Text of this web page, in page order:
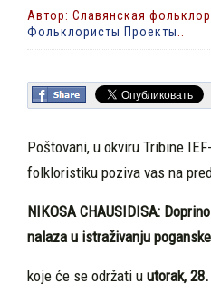
Автор: Славянская
Фольклористы Проекты
Poštovani, u okviru Tribine
folkloristiku poziva vas na
NIKOSA CHAUSIDISA:
nalaza u istraživanju
koje će se održati u utorak,